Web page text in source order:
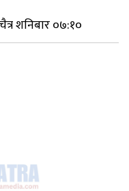
शनिबार ०७:१०